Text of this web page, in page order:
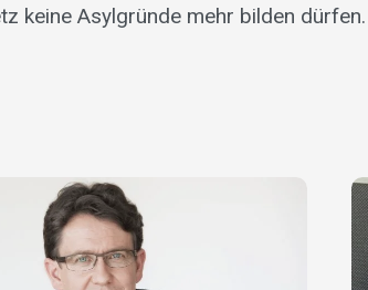
keine Asylgründe mehr bilden dürfen.